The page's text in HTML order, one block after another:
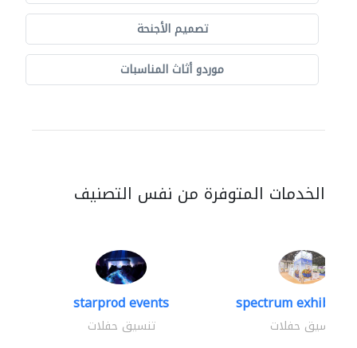
تصميم الأجنحة
موردو أثاث المناسبات
الخدمات المتوفرة من نفس التصنيف
starprod events
تنسيق حفلات
spectrum
تنسيق حفلات